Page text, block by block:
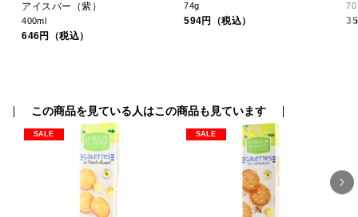
アイスバー（紫）
400ml
646円（税込）
74g
594円（税込）
70
この商品を見ている人はこの商品も見ています
SALE SALE